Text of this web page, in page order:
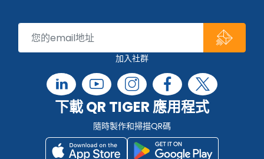
加入社群
下載 QR TIGER 應用程式
隨時製作和掃描QR碼